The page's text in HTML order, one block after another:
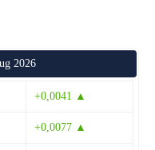
2026
+0,0041 ▲
+0,0077 ▲